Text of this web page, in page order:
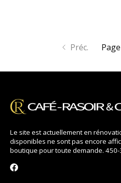
Préc.
Le site est actuellement en
disponibles ne sont pas encore
boutique pour toute demande.